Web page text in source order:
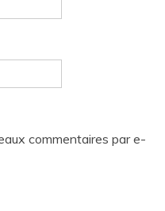
commentaires par e-